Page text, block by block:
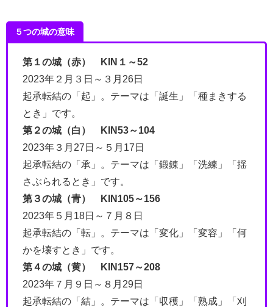
５つの城の意味
第１の城（赤） KIN１～52
2023年２月３日～３月26日
起承転結の「起」。テーマは「誕生」「種まきする
とき」です。
第２の城（白） KIN53～104
2023年３月27日～５月17日
起承転結の「承」。テーマは「鍛錬」「洗練」「揺
さぶられるとき」です。
第３の城（青） KIN105～156
2023年５月18日～７月８日
起承転結の「転」。テーマは「変化」「変容」「何
かを壊すとき」です。
第４の城（黄） KIN157～208
2023年７月９日～８月29日
起承転結の「結」。テーマは「収穫」「熟成」「刈